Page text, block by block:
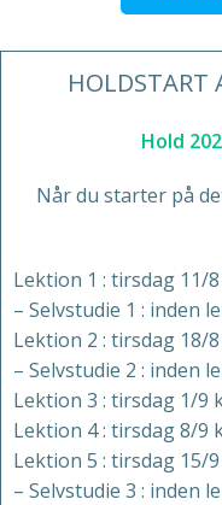
HOLDSTART
Hold
Når du starter på
Lektion 1 : tirsdag 11/8
– Selvstudie 1 : inden
Lektion 2 : tirsdag 18/8
– Selvstudie 2 : inden
Lektion 3 : tirsdag 1/9
Lektion 4 : tirsdag 8/9
Lektion 5 : tirsdag 15/9
– Selvstudie 3 : inden